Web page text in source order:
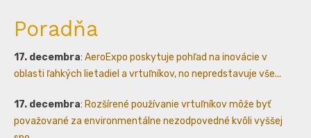
Poradňa
17. decembra: AeroExpo poskytuje pohľad na inovácie v
oblasti ľahkých lietadiel a vrtuľníkov, no nepredstavuje vše...
17. decembra: Rozšírené používanie vrtuľníkov môže byť
považované za environmentálne nezodpovedné kvôli vyššej